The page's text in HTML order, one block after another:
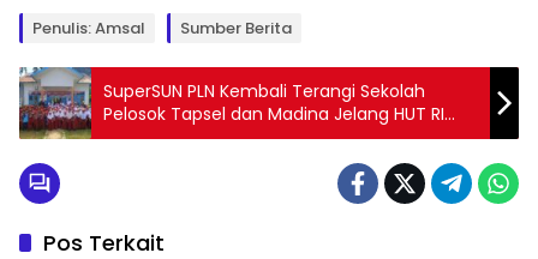
Penulis: Amsal Sumber Berita
SuperSUN PLN Kembali Terangi Sekolah
Pelosok Tapsel dan Madina Jelang HUT RI
Ke-80
Pos Terkait